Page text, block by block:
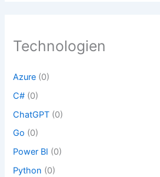
t
k
Technologien
Azure (0)
C# (0)
ChatGPT (0)
Go (0)
Power BI (0)
Python (0)